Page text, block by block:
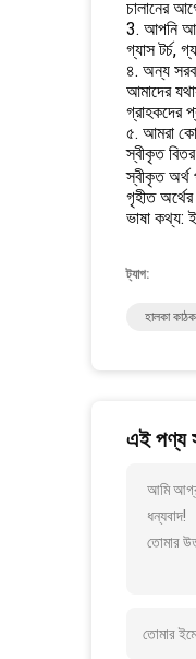
চালানের
3. আপনি
গ্যাস টর্চ,
৪. অন্য
আমাদের
গ্রাহকদের
৫. আমরা
স্বীকৃত
স্বীকৃত অর্থ
গৃহীত
ভাষা কথ্য:
ট্যাগ:
হালকা
এই পণ্য
আমি
ধন্যবাদ!
তোমার